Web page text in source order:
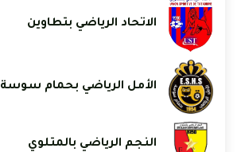
الاتحاد الرياضي بتطاوين
الأمل الرياضي بحمام سوسة
النجم الرياضي بالمتلوي